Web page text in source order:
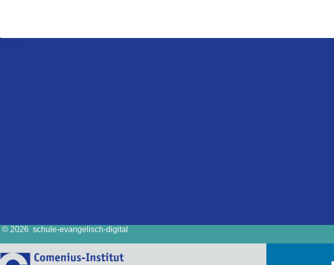
© 2026 schule-evangelisch-digital